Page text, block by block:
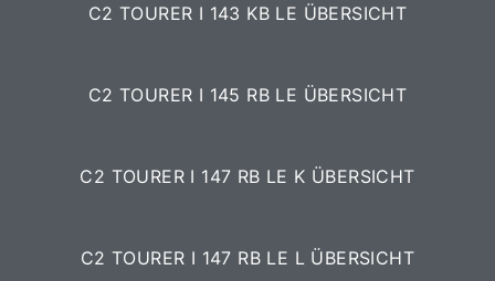
C2 TOURER I 143 KB LE ÜBERSICHT
C2 TOURER I 145 RB LE ÜBERSICHT
C2 TOURER I 147 RB LE K ÜBERSICHT
C2 TOURER I 147 RB LE L ÜBERSICHT